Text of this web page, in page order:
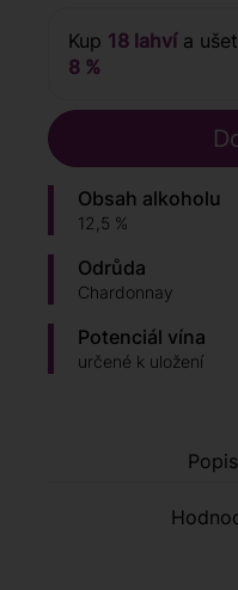
Kup 18 lahvía
8 %
Obsah alkoholu
12,5 %
Odrůda
Chardonnay
Potenciál vína
určené k uložení